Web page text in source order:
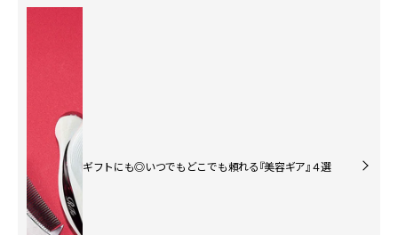
ギフトにも◎いつでもどこでも頼れる『美容ギア』４選